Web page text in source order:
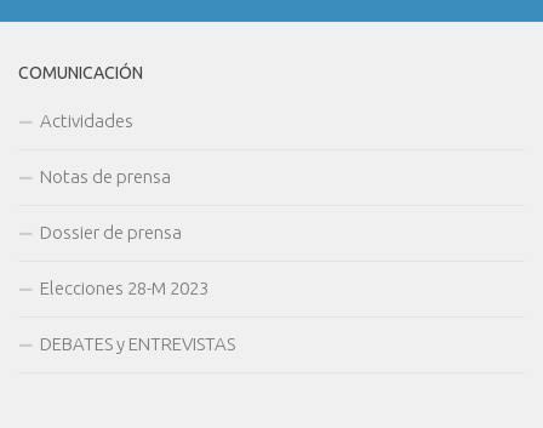
COMUNICACIÓN
Actividades
Notas de prensa
Dossier de prensa
Elecciones 28-M 2023
DEBATES y ENTREVISTAS